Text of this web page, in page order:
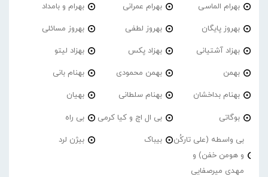
بهرام الماسی بهرام عمرانی بهرام و بامداد
بهروز پایگان بهروز لطفی بهروز مسائلی
بهزاد آشتیانی بهزاد پکس بهزاد لیتو
بهمن بهمن محمودی بهنام بانی
بهنام بداخشان بهنام سلطانی بهیان
بوگاتی بی ال اچ و کیا کرمی بی راه
بی واسطه (علی تارکُن
و هومن خفن) و
مهدی میرصفایی
بیباک بیژن لرد